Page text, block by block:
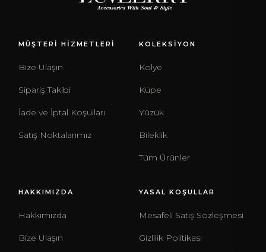
MÜŞTERİ HİZMETLERİ
Bize Ulaşın
Sipariş Takibi
İade ve İptal Koşulları
Satış Noktalarımız
KOLEKSİYON
Kolye
Küpe
Yüzük
Bileklik
Tüm Ürünler
HAKKIMIZDA
Hakkımızda
Bize Ulaşın
YASAL KOŞULLAR
Mesafeli Satış Sözleşmesi
Gizlilik Politikası